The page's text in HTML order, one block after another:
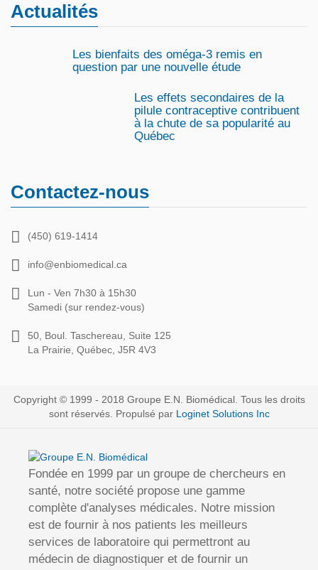
Actualités
Les bienfaits des oméga-3 remis en
question par une nouvelle étude
Les effets secondaires de la
pilule contraceptive contribuent
à la chute de sa popularité au
Québec
Contactez-nous
(450) 619-1414
info@enbiomedical.ca
Lun - Ven 7h30 à 15h30
Samedi (sur rendez-vous)
50, Boul. Taschereau, Suite 125
La Prairie, Québec, J5R 4V3
Copyright © 1999 - 2018 Groupe E.N. Biomédical. Tous les droits
sont réservés. Propulsé par Loginet Solutions Inc
Fondée en 1999 par un groupe de chercheurs en
santé, notre société propose une gamme
complète d'analyses médicales. Notre mission
est de fournir à nos patients les meilleurs
services de laboratoire qui permettront au
médecin de diagnostiquer et de fournir un